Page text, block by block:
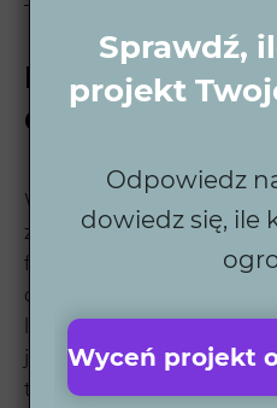
Twoje marzenia o
Projekt
Ciechocinku
W Wytwórni Zieleni
zachwycają zarówno
funkcjonalnością. Każdy
do indywidualnych
lokalnymi wykonawcami
jakość realizacji. Dzięki
technologiom nasze
Sprawdź,
projekt
Odpowiedz
dowiedz się, ile
Wyceń projekt